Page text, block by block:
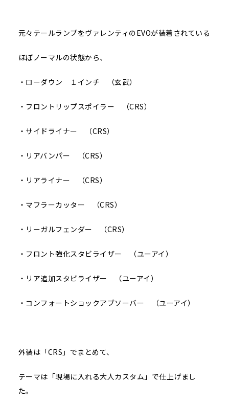
元々テールランプをヴァレンティのEVOが装着されている
ほぼノーマルの状態から、
・ローダウン １インチ （玄武）
・フロントリップスポイラー （CRS）
・サイドライナー （CRS）
・リアバンパー （CRS）
・リアライナー （CRS）
・マフラーカッター （CRS）
・リーガルフェンダー （CRS）
・フロント強化スタビライザー （ユーアイ）
・リア追加スタビライザー （ユーアイ）
・コンフォートショックアブソーバー （ユーアイ）
外装は「CRS」でまとめて、
テーマは「現場に入れる大人カスタム」で仕上げまし
た。